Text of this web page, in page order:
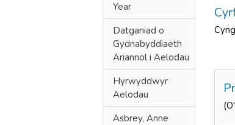
Year
Datganiad o
Gydnabyddiaeth
Ariannol i Aelodau
Hyrwyddwyr
Aelodau
Asbrey, Anne